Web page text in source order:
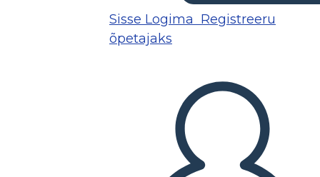
Sisse Logima Registreeru
õpetajaks